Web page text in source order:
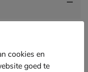
zowel een gesp
cookies en
goed te